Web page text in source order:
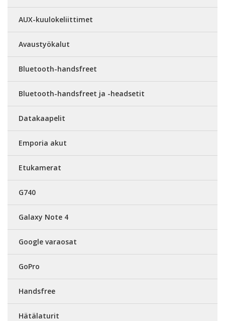
AUX-kuulokeliittimet
Avaustyökalut
Bluetooth-handsfreet
Bluetooth-handsfreet ja -headsetit
Datakaapelit
Emporia akut
Etukamerat
G740
Galaxy Note 4
Google varaosat
GoPro
Handsfree
Hätälaturit